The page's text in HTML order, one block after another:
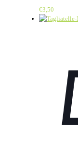
€3,50